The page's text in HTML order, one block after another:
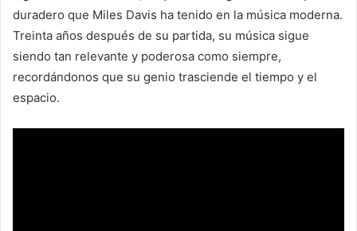
duradero que Miles Davis ha tenido en la música moderna.
Treinta años después de su partida, su música sigue
siendo tan relevante y poderosa como siempre,
recordándonos que su genio trasciende el tiempo y el
espacio.